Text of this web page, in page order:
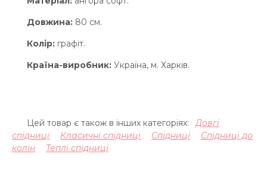
Довжина: 80 см.
Колір: графіт.
Країна-виробник: Україна, м. Харків.
Цей товар є також в інших категоріях:
Довгі
спідниці
Класичні спідниці Спідниці
Спідниці до
колін
Теплі спідниці